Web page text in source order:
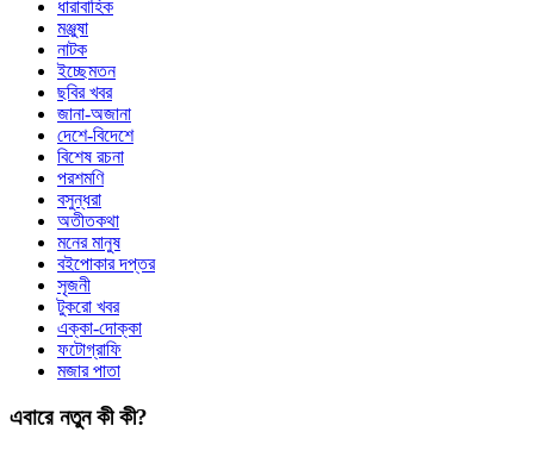
ধারাবাহিক
মঞ্জুষা
নাটক
ইচ্ছেমতন
ছবির খবর
জানা-অজানা
দেশে-বিদেশে
বিশেষ রচনা
পরশমণি
বসুন্ধরা
অতীতকথা
মনের মানুষ
বইপোকার দপ্তর
সৃজনী
টুকরো খবর
এক্কা-দোক্কা
ফটোগ্রাফি
মজার পাতা
এবারে নতুন কী কী?